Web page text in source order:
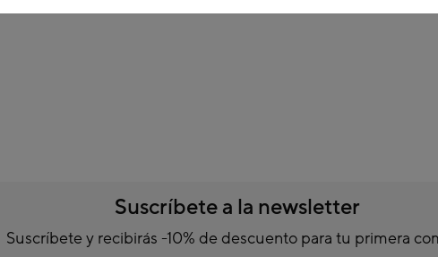
Suscríbete a la newsletter
Suscríbete y recibirás -10% de descuento para tu primera